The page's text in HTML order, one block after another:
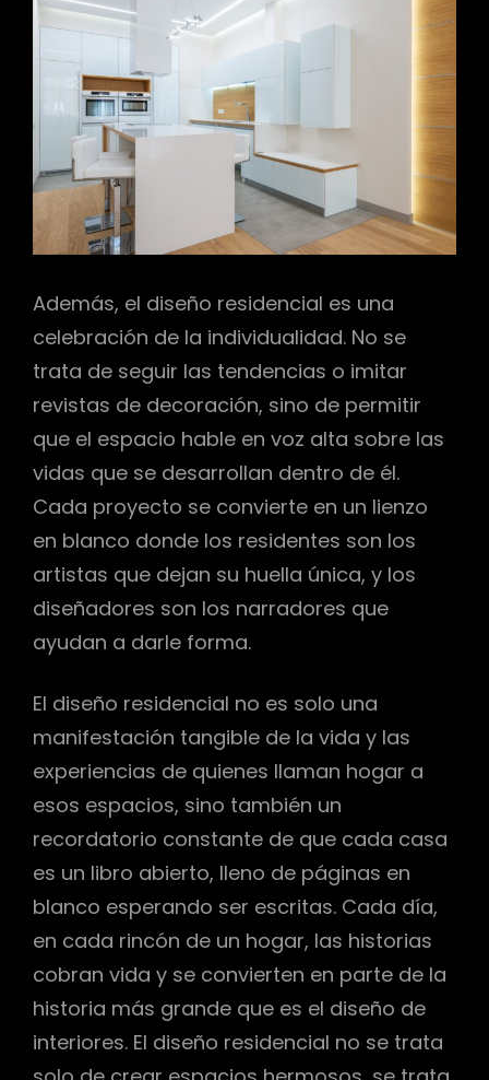
Además, el diseño residencial es una
celebración de la individualidad. No se
trata de seguir las tendencias o imitar
revistas de decoración, sino de permitir
que el espacio hable en voz alta sobre las
vidas que se desarrollan dentro de él.
Cada proyecto se convierte en un lienzo
en blanco donde los residentes son los
artistas que dejan su huella única, y los
diseñadores son los narradores que
ayudan a darle forma.
El diseño residencial no es solo una
manifestación tangible de la vida y las
experiencias de quienes llaman hogar a
esos espacios, sino también un
recordatorio constante de que cada casa
es un libro abierto, lleno de páginas en
blanco esperando ser escritas. Cada día,
en cada rincón de un hogar, las historias
cobran vida y se convierten en parte de la
historia más grande que es el diseño de
interiores. El diseño residencial no se trata